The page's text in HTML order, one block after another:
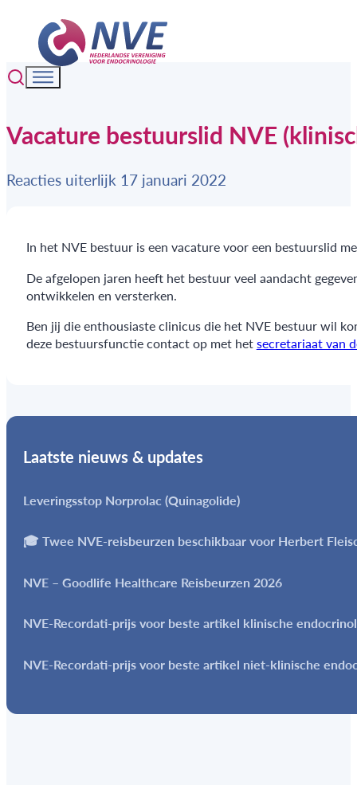
Vacature bestuurslid NVE
Reacties uiterlijk 17 januari 2022
In het NVE bestuur is een vacature voor een bestuurslid
De afgelopen jaren heeft het bestuur veel aandacht
ontwikkelen en versterken.
Ben jij die enthousiaste clinicus die het NVE bestuur wil
deze bestuursfunctie contact op met hetsecretariaat van
Laatste nieuws & updates
Leveringsstop Norprolac (Quinagolide)
🎓 Twee NVE-reisbeurzen beschikbaar voor Herbert
NVE – Goodlife Healthcare Reisbeurzen 2026
NVE-Recordati-prijs voor beste artikel klinische
NVE-Recordati-prijs voor beste artikel niet-klinische